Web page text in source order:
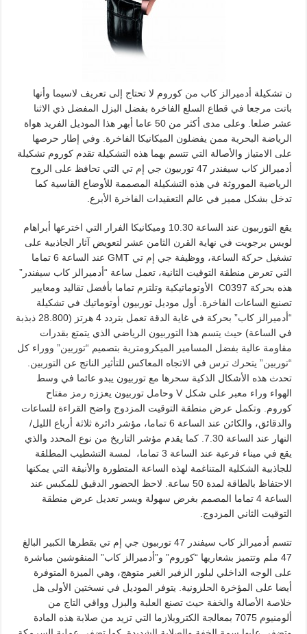
ن تشكيلة أدميرالز كاب من كوروم لا تحتاج إلى تعريف لاسيما وأنها
باتت مرجعا في قطاع السلع الفاخرة بفضل البزل المفضل ذي الاثنا
عشر ضلعا. وعلى مدى أكثر من 50 عاما أبهر هذا الموديل الفريد هواة
الرياضة البحرية ممن يفضلون الميكانيكا الفاخرة. وفي إطار حرصها
على الامتياز والأصالة التي تتسم بهما هذه التشكيلة تقدم كوروم تشكيلة
أدميرالز كاب سيفندر 47 توربيون جي إم تي التي تحافظ على الروح
الرياضية الموروثة في هذه التشكيلة المصممة للأوضاع القاسية كما
تدخل بشكل مميز في عالم التعقيدات الفاخرة الأبرع.
يقع التوربيون عند الساعة 10.30 وميكانيكا الفرار التي اخترعها أبراهام
لويس برجويت في نهاية القرن الثامن عشر لتعويض آثار الجاذبية على
تشغيل حركة الساعة، ووظيفة جي إم تي GMT عند الساعة 6 تماما
التي تعرض منطقة التوقيت الثانية، تعمل ساعة “أدميرالز كاب سيفندر”
هذه بحركة C0397 الأوتوماتيكية وتلتزم تماما بأفضل تقاليد ومعايير
تصنيع الساعات الفاخرة. أول موديل توربيون أوتوماتيك في تشكيلة
“أدميرالز كاب” بحركة في غاية الدقة تعمل بتردد 4 هرتز (28.800 ذبذبة
في الساعة) حيث يتسم هذا التوربيون الرياضي الذي يتمتع بقدرات
مقاومة عالية بفضل المسامير الميكرومترية بتصميم “توربين” ووراء كل
“توربين” يتحرك ترس في الاتجاه المعاكس للتأثير الناتج عن التوربين.
تحدث هذه الأشكال الذكية سحرها مع توربيون يبدو عائما في وسط
الهواء وراء معبر على شكل V وحامل توربيون يعززه رمز مفتاح
كوروم. وتكمل عرض منطقة التوقيت المزدوج واضح القراءة للساعات
والدقائق، والكائن عند الساعة 6 تماما، مؤشر دائرة ثلاثة أرباع الليل/
النهار عند الساعة 7.30. كما يقدم مؤشر التاريخ من نوع المحدد والذي
يقع في ميناء فرعية عند الساعة 3 تماما، لمسة التشطيب المطلقة
للجاذبية الشكلية المتناغمة لهذه الساعة المتطورة والأنيقة التي يمكنها
الاحتفاظ بالطاقة لمدة 50 ساعة. لاحظ الحضور الدقيق للمكبس عند
الساعة 4 تماما المصمم بغرض سهولة ويسر تعديل عرض منطقة
التوقيت الثاني المزدوج.
تتسم أدميرالز كاب سيفندر 47 توربيون جي إم تي بقطرها الكبير البالغ
47 ملم وتتميز بشعاريها “كوروم” و”أدميرالز كاب” المنقوشين مباشرة
على الوجه الداخلي لبلور الزفير الغير متوهج، وهي الميزة المتوفرة
أيضا على المؤخرة الحلزونية. يتوفر الموديل في نسختين الأولى هل
خلاصة الأصالة والخفة حيث تصنع العلبة والبزل وواقي التاج من
ألومنيوم 7075 بمعالجة الكتروبلازما التي تزيد من صلابة هذه المادة